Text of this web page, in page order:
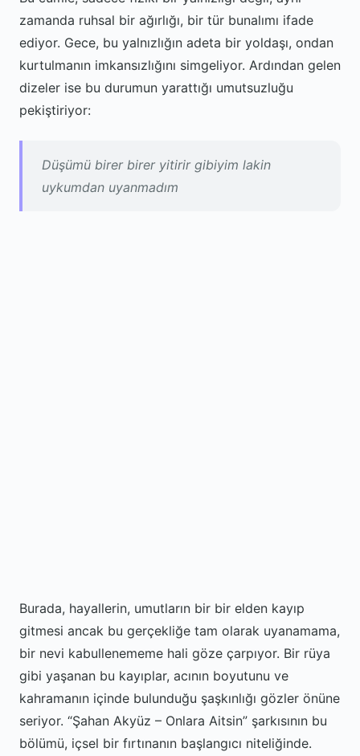
zamanda ruhsal bir ağırlığı, bir tür bunalımı ifade
ediyor. Gece, bu yalnızlığın adeta bir yoldaşı, ondan
kurtulmanın imkansızlığını simgeliyor. Ardından gelen
dizeler ise bu durumun yarattığı umutsuzluğu
pekiştiriyor:
Düşümü birer birer yitirir gibiyim lakin
uykumdan uyanmadım
Burada, hayallerin, umutların bir bir elden kayıp
gitmesi ancak bu gerçekliğe tam olarak uyanamama,
bir nevi kabullenememe hali göze çarpıyor. Bir rüya
gibi yaşanan bu kayıplar, acının boyutunu ve
kahramanın içinde bulunduğu şaşkınlığı gözler önüne
seriyor. “Şahan Akyüz – Onlara Aitsin” şarkısının bu
bölümü, içsel bir fırtınanın başlangıcı niteliğinde.